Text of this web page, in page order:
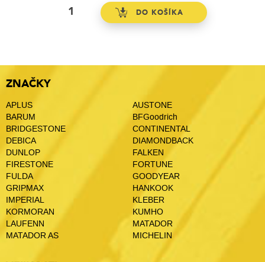
ZNAČKY
APLUS
AUSTONE
BARUM
BFGoodrich
BRIDGESTONE
CONTINENTAL
DEBICA
DIAMONDBACK
DUNLOP
FALKEN
FIRESTONE
FORTUNE
FULDA
GOODYEAR
GRIPMAX
HANKOOK
IMPERIAL
KLEBER
KORMORAN
KUMHO
LAUFENN
MATADOR
MATADOR AS
MICHELIN